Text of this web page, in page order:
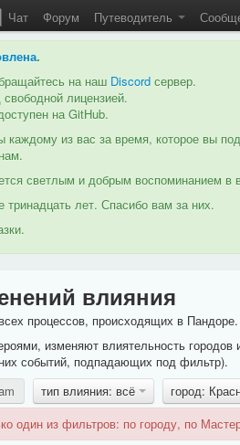
Чат Форум Путеводитель
.
на наш Discord сервер.
свободной лицензией.
на GitHub.
каждому из вас за время, которое вы
светлым и добрым воспоминанием
лет. Спасибо вам за них.
влияния
процессов, происходящих в
изменяют влиятельность
событий, подпадающих под фильтр).
тип влияния: всё
город:
один из фильтров: по городу, по